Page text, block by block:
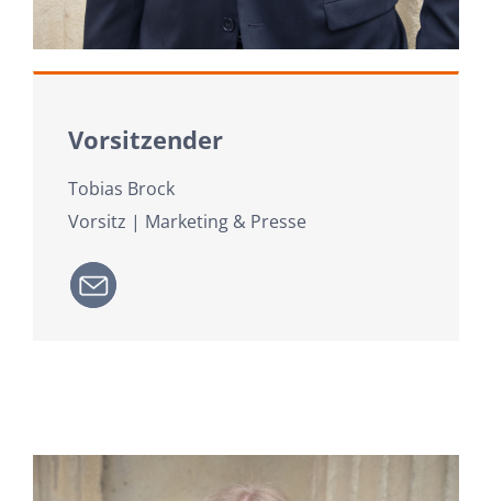
Vorsitzender
Tobias Brock
Vorsitz | Marketing & Presse